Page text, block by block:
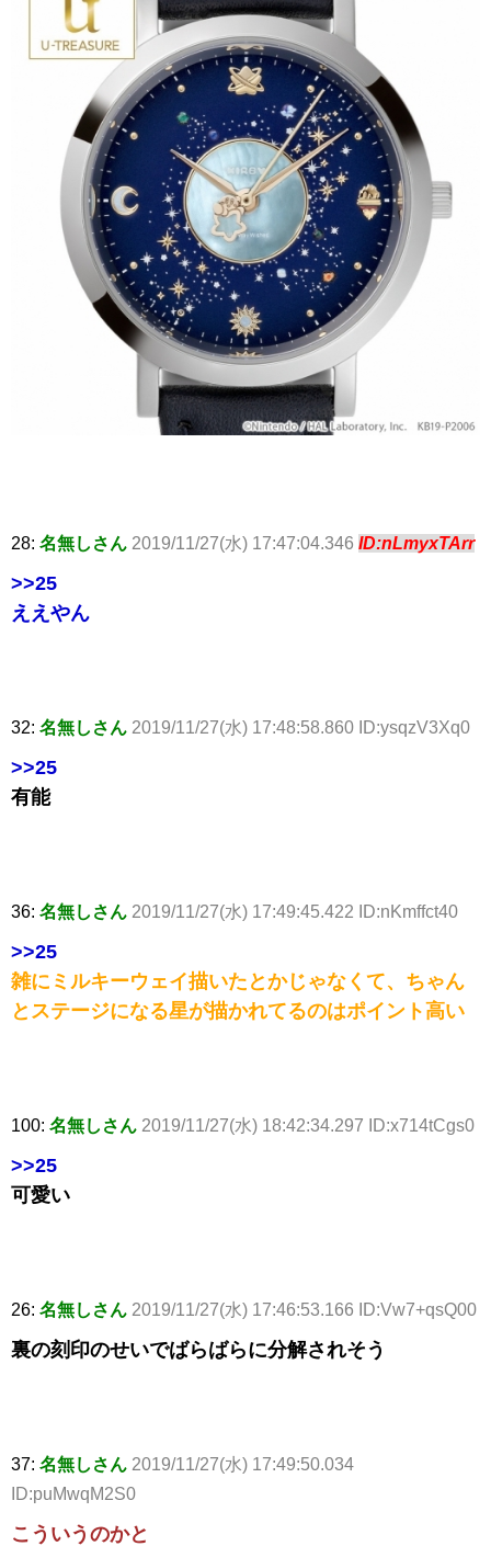
28: 名無しさん 2019/11/27(水) 17:47:04.346 ID:nLmyxTArr
>>25
ええやん
32: 名無しさん 2019/11/27(水) 17:48:58.860 ID:ysqzV3Xq0
>>25
有能
36: 名無しさん 2019/11/27(水) 17:49:45.422 ID:nKmffct40
>>25
雑にミルキーウェイ描いたとかじゃなくて、ちゃん
とステージになる星が描かれてるのはポイント高い
100: 名無しさん 2019/11/27(水) 18:42:34.297 ID:x714tCgs0
>>25
可愛い
26: 名無しさん 2019/11/27(水) 17:46:53.166 ID:Vw7+qsQ00
裏の刻印のせいでばらばらに分解されそう
37: 名無しさん 2019/11/27(水) 17:49:50.034
ID:puMwqM2S0
こういうのかと